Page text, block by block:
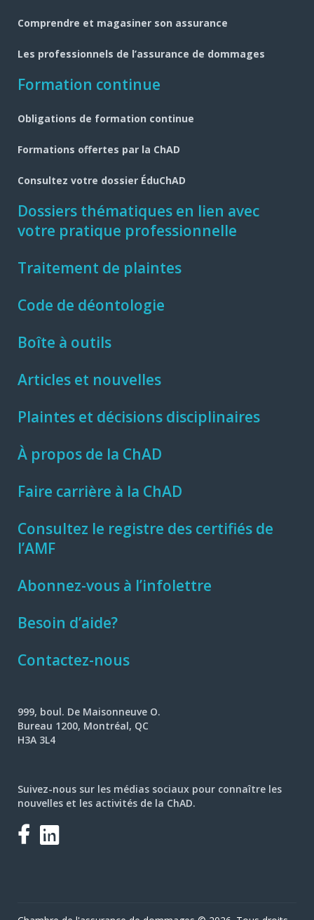
Comprendre et magasiner son assurance
Les professionnels de l’assurance de dommages
Formation continue
Obligations de formation continue
Formations offertes par la ChAD
Consultez votre dossier ÉduChAD
Dossiers thématiques en lien avec
votre pratique professionnelle
Traitement de plaintes
Code de déontologie
Boîte à outils
Articles et nouvelles
Plaintes et décisions disciplinaires
À propos de la ChAD
Faire carrière à la ChAD
Consultez le registre des certifiés de
l’AMF
Abonnez-vous à l’infolettre
Besoin d’aide?
Contactez-nous
999, boul. De Maisonneuve O.
Bureau 1200, Montréal, QC
H3A 3L4
Suivez-nous sur les médias sociaux pour connaître les
nouvelles et les activités de la ChAD.
Facebook
LinkedIn